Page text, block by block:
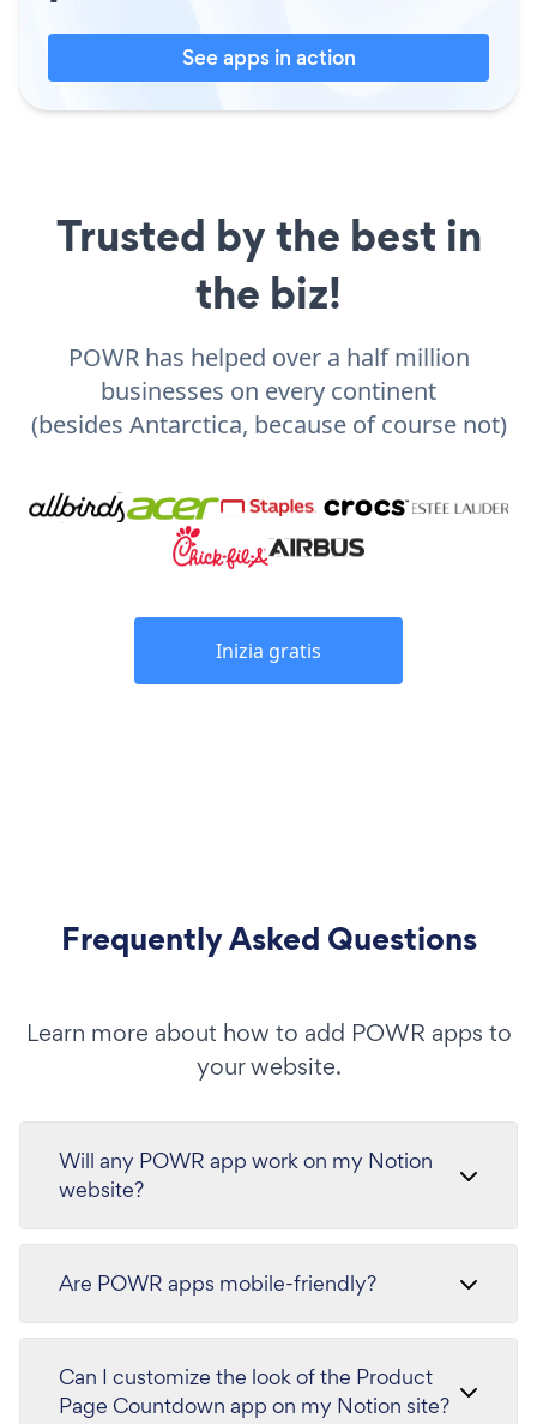
See apps in action
Trusted by the best in
the biz!
POWR has helped over a half million
businesses on every continent
(besides Antarctica, because of course not)
Inizia gratis
Frequently Asked Questions
Learn more about how to add POWR apps to
your website.
Will any POWR app work on my Notion
website?
Are POWR apps mobile-friendly?
Can I customize the look of the Product
Page Countdown app on my Notion site?